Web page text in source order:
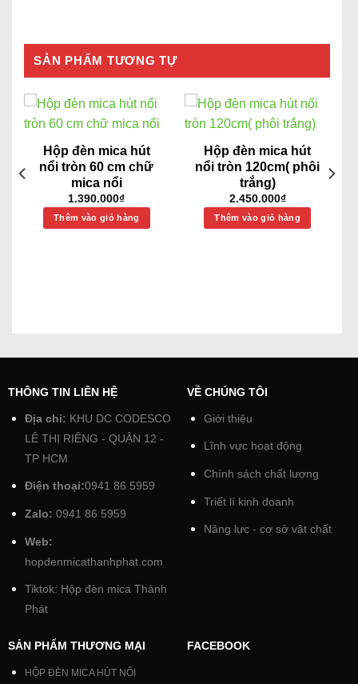
SẢN PHẨM TƯƠNG TỰ
Hộp đèn mica hút
nổi tròn 60 cm chữ
mica nổi
1.390.000₫
Thêm vào giỏ hàng
Hộp đèn mica hút
nổi tròn 120cm( phôi
trắng)
2.450.000₫
Thêm vào giỏ hàng
THÔNG TIN LIÊN HỆ
Địa chỉ: KHU DC CODESCO
LÊ THỊ RIÊNG - QUẬN 12 -
TP HCM
Điện thoại:0941 86 5959
Zalo: 0941 86 5959
Web:
hopdenmicathanhphat.com
Tiktok: Hộp đèn mica Thành
Phát
VỀ CHÚNG TÔI
Giới thiệu
Lĩnh vực hoạt động
Chính sách chất lượng
Triết lí kinh doanh
Năng lực - cơ sở vật chất
SẢN PHẨM THƯƠNG MẠI
HỘP ĐÈN MICA HÚT NỔI
FACEBOOK